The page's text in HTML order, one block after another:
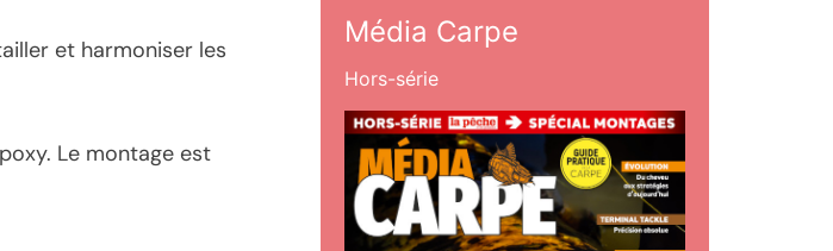
et harmoniser les
Le montage est
Média Carpe
Hors-série